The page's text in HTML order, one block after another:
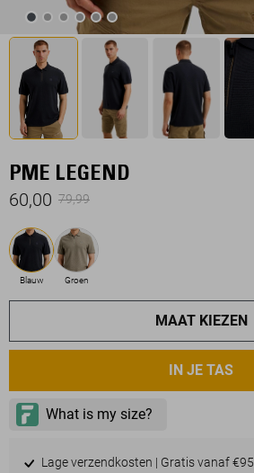
PME LEGEND
60,00 79,99
Blauw Groen
MAAT KIEZEN
IN JE TAS
Lage verzendkosten | Gratis vanaf